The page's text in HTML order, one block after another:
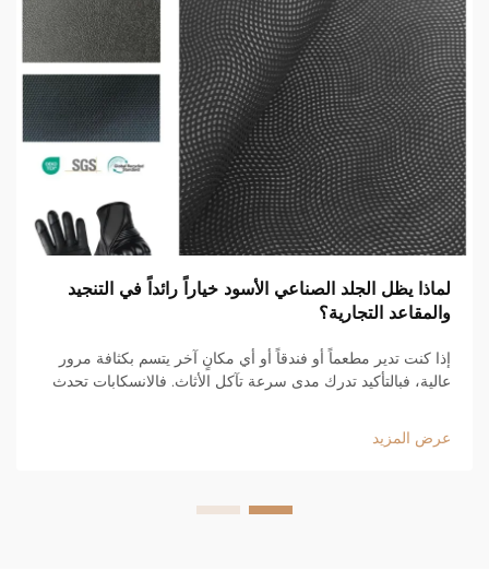
لماذا يظل الجلد الصناعي الأسود خياراً رائداً في التنجيد
والمقاعد التجارية؟
إذا كنت تدير مطعماً أو فندقاً أو أي مكانٍ آخر يتسم بكثافة مرور
عالية، فبالتأكيد تدرك مدى سرعة تآكل الأثاث. فالانسكابات تحدث
وتُدفع الكراسي بقوة وتُحتكّ ضد الطاولات. وفي...
عرض المزيد